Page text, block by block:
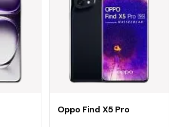
Oppo Find X5 Pro